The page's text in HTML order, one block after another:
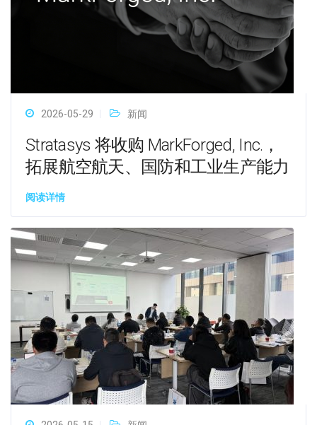
2026-05-29 新闻
Stratasys 将收购 MarkForged, Inc.，
拓展航空航天、国防和工业生产能力
阅读详情